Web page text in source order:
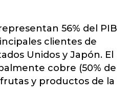
56% del PIB
clientes de
Unidos y Japón. El
cobre (50% de
y productos de la